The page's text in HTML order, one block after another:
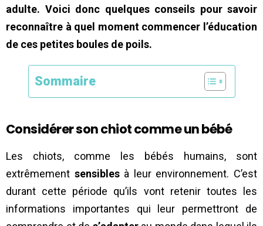
adulte. Voici donc quelques conseils pour savoir
reconnaître à quel moment commencer l’éducation
de ces petites boules de poils.
Sommaire
Considérer son chiot comme un bébé
Les chiots, comme les bébés humains, sont
extrêmement sensiblesà leur environnement. C’est
durant cette période qu’ils vont retenir toutes les
informations importantes qui leur permettront de